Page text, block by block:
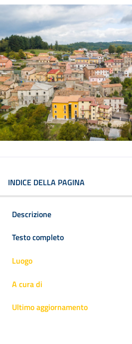
INDICE DELLA PAGINA
Descrizione
Testo completo
Luogo
A cura di
Ultimo aggiornamento